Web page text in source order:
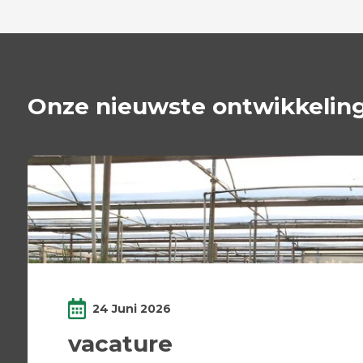
Onze nieuwste
24 Juni 2026
vacature